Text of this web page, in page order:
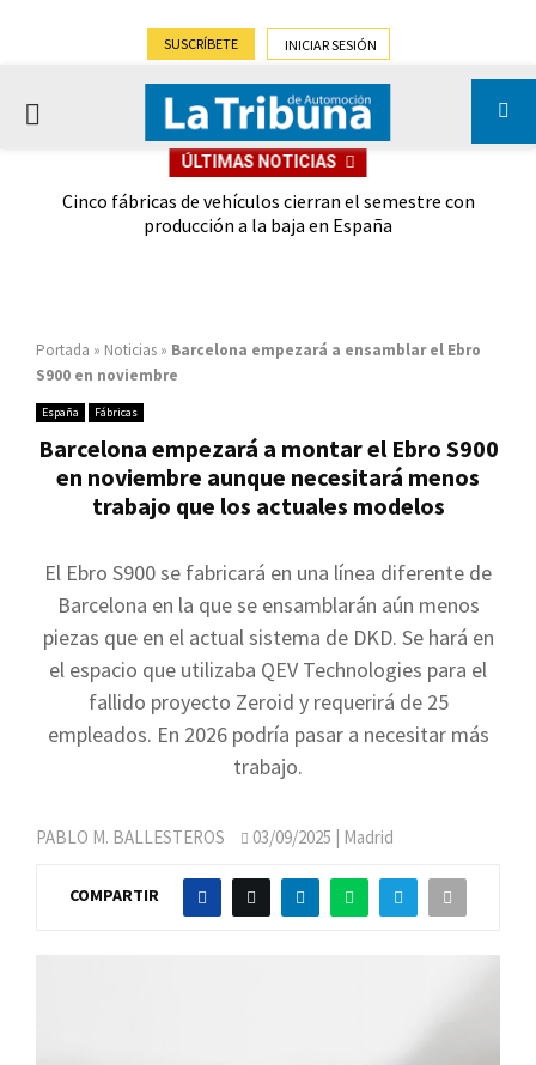
SUSCRÍBETE INICIAR SESIÓN
PRIMARY
ÚLTIMAS NOTICIAS
Cinco fábricas de vehículos cierran el semestre con
producción a la baja en España
Portada » Noticias » Barcelona empezará a ensamblar el Ebro
S900 en noviembre
España Fábricas
Barcelona empezará a montar el Ebro S900
en noviembre aunque necesitará menos
trabajo que los actuales modelos
El Ebro S900 se fabricará en una línea diferente de
Barcelona en la que se ensamblarán aún menos
piezas que en el actual sistema de DKD. Se hará en
el espacio que utilizaba QEV Technologies para el
fallido proyecto Zeroid y requerirá de 25
empleados. En 2026 podría pasar a necesitar más
trabajo.
PABLO M. BALLESTEROS 03/09/2025 | Madrid
COMPARTIR